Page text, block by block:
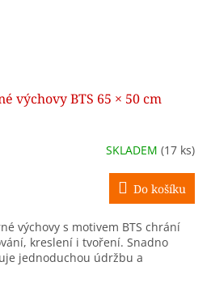
výchovy BTS 65 × 50 cm
SKLADEM (17 ks)
Do košíku
výchovy s motivem BTS chrání
kreslení i tvoření. Snadno
jednoduchou údržbu a